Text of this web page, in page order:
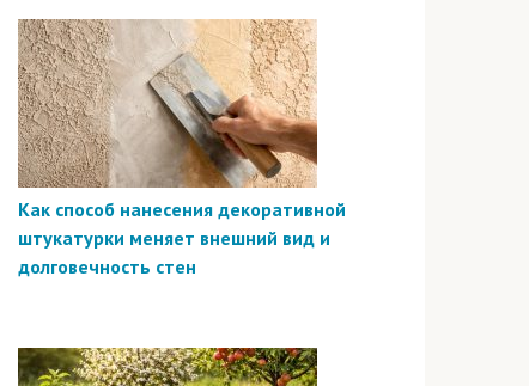
Как способ нанесения декоративной
штукатурки меняет внешний вид и
долговечность стен